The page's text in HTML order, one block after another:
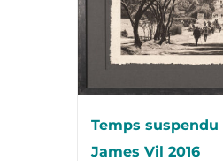
Temps suspendu
James Vil 2016